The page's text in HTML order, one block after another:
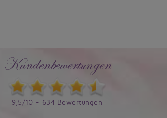
Kundenbewertungen
9,5/10 - 634 Bewertungen